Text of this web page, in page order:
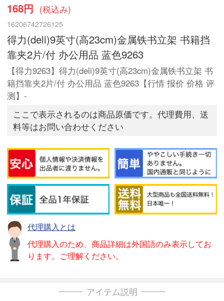
168円 (税込み)
16206742726125
得力(deli)9英寸(高23cm)金属铁书立架 书籍挡
靠夹2片/付 办公用品 蓝色9263
【得力9263】得力(deli)9英寸(高23cm)金属铁书立架 书
籍挡靠夹2片/付 办公用品 蓝色9263【行情 报价 价格 评
测】-
ここで表示されるのは商品原価です。代理費用、送
料等はお問い合わせください
代理購入とは
代理購入のため、商品詳細は外国語のみ表示してお
ります。ご理解ください。
アイテム説明